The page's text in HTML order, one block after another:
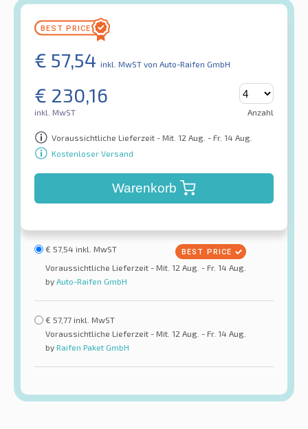
€ 57,54 inkl. MwST von Auto-Raifen GmbH
€ 230,16
inkl. MwST Anzahl
Voraussichtliche Lieferzeit - Mit. 12 Aug. - Fr. 14 Aug.
Kostenloser Versand
Warenkorb
€ 57,54 inkl. MwST
Voraussichtliche Lieferzeit - Mit. 12 Aug. - Fr. 14 Aug.
by Auto-Raifen GmbH
€ 57,77 inkl. MwST
Voraussichtliche Lieferzeit - Mit. 12 Aug. - Fr. 14 Aug.
by Raifen Paket GmbH